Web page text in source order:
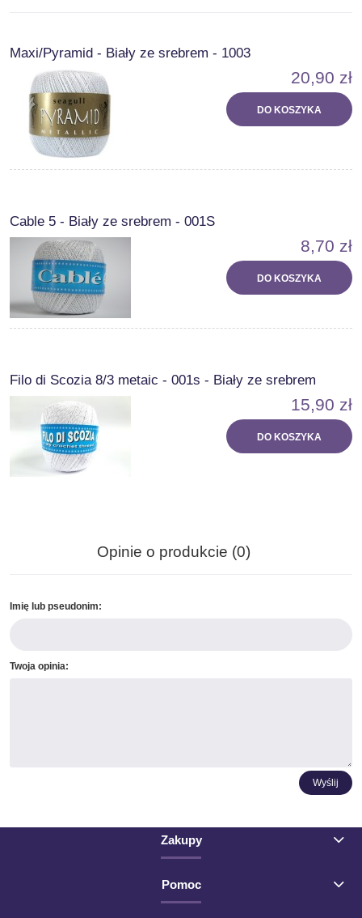
Maxi/Pyramid - Biały ze srebrem - 1003
20,90 zł
DO KOSZYKA
Cable 5 - Biały ze srebrem - 001S
8,70 zł
DO KOSZYKA
Filo di Scozia 8/3 metaic - 001s - Biały ze srebrem
15,90 zł
DO KOSZYKA
Opinie o produkcie (0)
Imię lub pseudonim:
Twoja opinia:
Wyślij
Zakupy
Pomoc